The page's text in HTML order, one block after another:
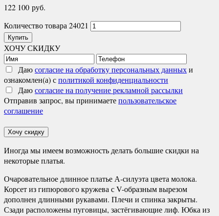
122 100 руб.
Количество товара 24021
Купить
ХОЧУ СКИДКУ
Даюсогласие на обработку персональных данныхи
ознакомлен(а) сполитикой конфиденциальности
Даюсогласие на получение рекламной рассылки
Отправив запрос, вы принимаетепользовательское
соглашение
Хочу скидку
Иногда мы имеем возможность делать большие скидки на
некоторые платья.
Очаровательное длинное платье А-силуэта цвета молока.
Корсет из гипюрового кружева с V-образным вырезом
дополнен длинными рукавами. Плечи и спинка закрыты.
Сзади расположены пуговицы, застёгивающие лиф. Юбка из